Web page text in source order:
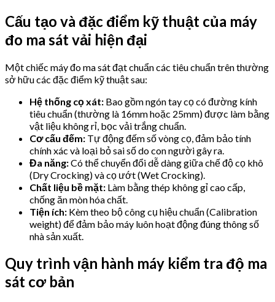
Cấu tạo và đặc điểm kỹ thuật của máy
đo ma sát vải hiện đại
Một chiếc máy đo ma sát đạt chuẩn các tiêu chuẩn trên thường
sở hữu các đặc điểm kỹ thuật sau:
Hệ thống cọ xát: Bao gồm ngón tay cọ có đường kính
tiêu chuẩn (thường là 16mm hoặc 25mm) được làm bằng
vật liệu không rỉ, bọc vải trắng chuẩn.
Cơ cấu đếm: Tự động đếm số vòng cọ, đảm bảo tính
chính xác và loại bỏ sai số do con người gây ra.
Đa năng:Có thể chuyển đổi dễ dàng giữa chế độ cọ khô
(Dry Crocking) và cọ ướt (Wet Crocking).
Chất liệu bề mặt: Làm bằng thép không gỉ cao cấp,
chống ăn mòn hóa chất.
Tiện ích: Kèm theo bộ công cụ hiệu chuẩn (Calibration
weight) để đảm bảo máy luôn hoạt động đúng thông số
nhà sản xuất.
Quy trình vận hành máy kiểm tra độ ma
sát cơ bản